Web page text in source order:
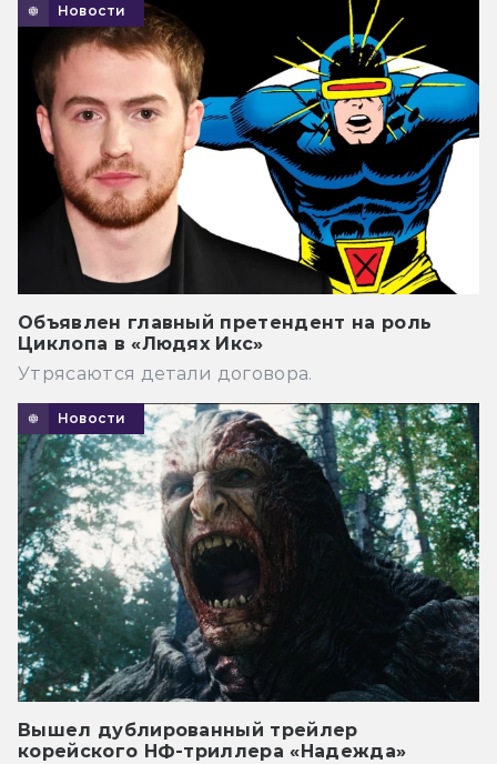
Новости
Объявлен главный претендент на роль
Циклопа в «Людях Икс»
Утрясаются детали договора.
Новости
Вышел дублированный трейлер
корейского НФ-триллера «Надежда»